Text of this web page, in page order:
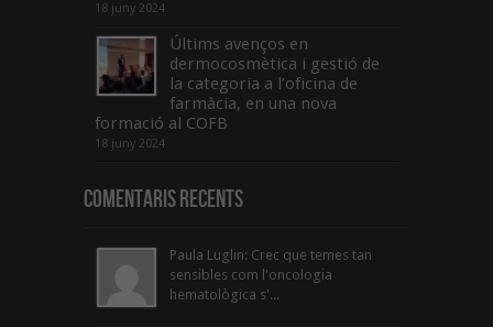
18 juny 2024
Últims avenços en
dermocosmètica i gestió de
la categoria a l’oficina de
farmàcia, en una nova
formació al COFB
18 juny 2024
Comentaris Recents
Paula Luglin: Crec que temes tan
sensibles com l'oncologia
hematològica s'...